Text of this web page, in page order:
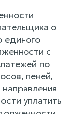
о
единого
с
по
пеней,
уплатить